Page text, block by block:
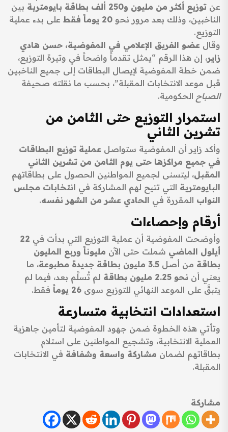
عن توزيع أكثر من مليون و250 ألف بطاقة بايومترية
بين
الناخبين، وذلك بعد مرور نحو 20 يوماً فقط
على بدء عملية
التوزيع.
وقال عضو الفريق الإعلامي في المفوضية، حسن هادي
زاير، إن هذا الرقم “يمثل تقدماً واضحاً في وتيرة التوزيع،
ضمن خطة المفوضية لإيصال البطاقات إلى جميع الناخبين
قبل موعد الانتخابات المقبلة”، بحسب ما نقلته صحيفة
الصباح الحكومية.
استمرار التوزيع حتى الثامن من
تشرين الثاني
وأكد زاير أن المفوضية ستواصل عملية توزيع البطاقات
في جميع مراكزها حتى يوم الثامن من تشرين الثاني
المقبل، ليتسنى لجميع المواطنين الحصول على بطاقاتهم
البايومترية التي تتيح لهم المشاركة في انتخابات مجلس
النواب المقررة في الحادي عشر من الشهر نفسه.
أرقام وإحصاءات
وأوضحت المفوضية أن عملية التوزيع التي بدأت في 22
أيلول الماضي شملت حتى الآن مليوناً وربع المليون
بطاقة من أصل 3.5 مليون بطاقة جديدة مطبوعة
، ما
يعني أن نحو 2.25 مليون بطاقة
لم تُسلَّم بعد، فيما لم
يتبقَّ على الموعد النهائي للتوزيع سوى 26 يوماً فقط.
استعدادات انتخابية متسارعة
وتأتي هذه الخطوة ضمن جهود المفوضية لتأمين جاهزية
العملية الانتخابية، وتشجيع المواطنين على استلام
بطاقاتهم لضمان مشاركة واسعة وشفافة في الانتخابات
المقبلة.
مشاركة